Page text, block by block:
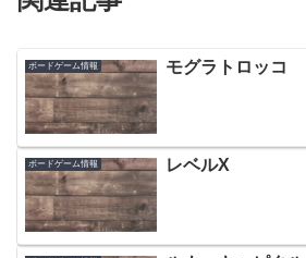
ボードゲーム情報 モグラトロッコ
ボードゲーム情報 レベルX